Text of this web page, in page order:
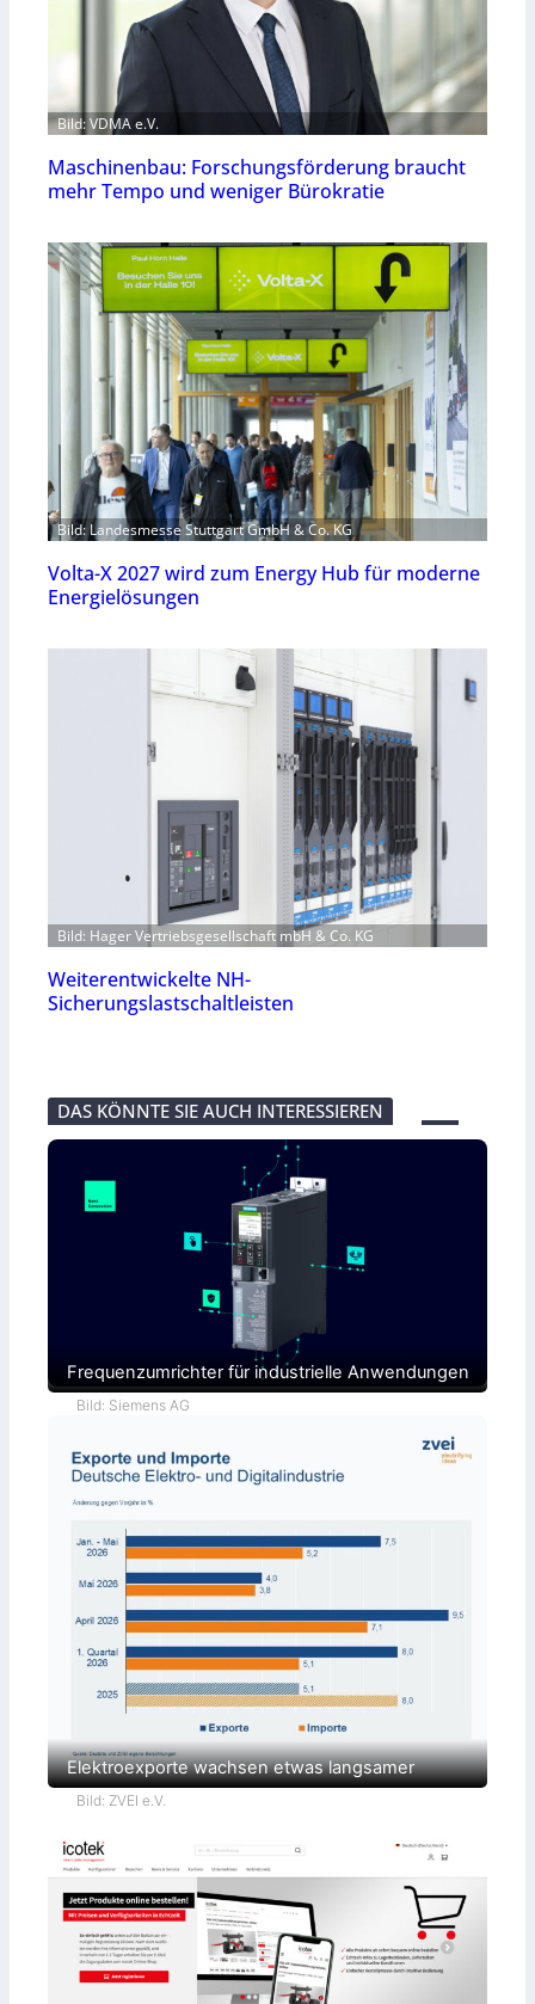
Bild: VDMA e.V.
Maschinenbau: Forschungsförderung braucht
mehr Tempo und weniger Bürokratie
Bild: Landesmesse Stuttgart GmbH & Co. KG
Volta-X 2027 wird zum Energy Hub für moderne
Energielösungen
Bild: Hager Vertriebsgesellschaft mbH & Co. KG
Weiterentwickelte NH-
Sicherungslastschaltleisten
DAS KÖNNTE SIE AUCH INTERESSIEREN
Frequenzumrichter für industrielle Anwendungen
Bild: Siemens AG
Elektroexporte wachsen etwas langsamer
Bild: ZVEI e.V.